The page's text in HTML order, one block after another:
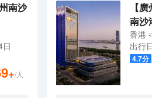
南沙
+/人
【
南沙
香港
出行
4.7分